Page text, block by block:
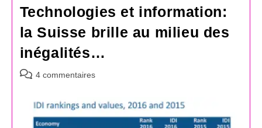
Technologies et information:
la Suisse brille au milieu des
inégalités…
Commentaires
publication :
4 commentaires